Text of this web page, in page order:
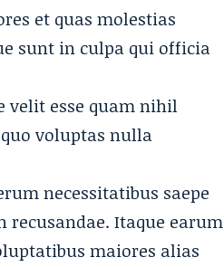
et quasmolestias
sunt in culpa qui officia
velit esse quam nihil
voluptas nulla
necessitatibus saepe
Itaque earum
maiores alias